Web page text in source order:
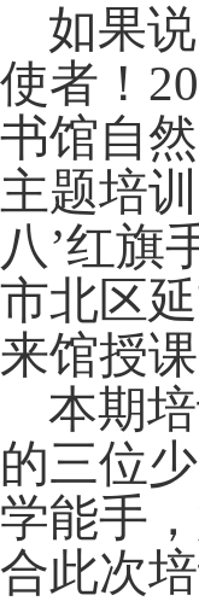
如果
使者！
书馆自
主题培
八’红旗
市北区
来馆授课
本期
的三位
学能手
合此次